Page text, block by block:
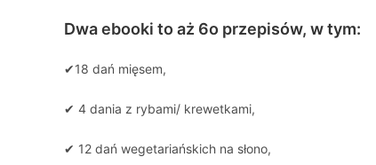
Dwa ebooki to aż 6o przepisów, w tym:
✔18 dań mięsem,
✔ 4 dania z rybami/ krewetkami,
✔ 12 dań wegetariańskich na słono,